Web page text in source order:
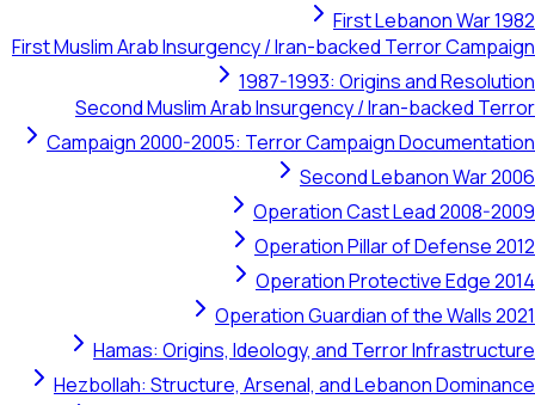
First Lebanon War 1982
First Muslim Arab Insurgency / Iran-backed Terror Campaign
1987-1993: Origins and Resolution
Second Muslim Arab Insurgency / Iran-backed Terror
Campaign 2000-2005: Terror Campaign Documentation
Second Lebanon War 2006
Operation Cast Lead 2008-2009
Operation Pillar of Defense 2012
Operation Protective Edge 2014
Operation Guardian of the Walls 2021
Hamas: Origins, Ideology, and Terror Infrastructure
Hezbollah: Structure, Arsenal, and Lebanon Dominance